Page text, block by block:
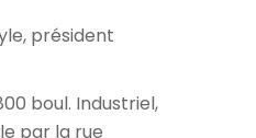
président
boul. Industriel,
par la rue